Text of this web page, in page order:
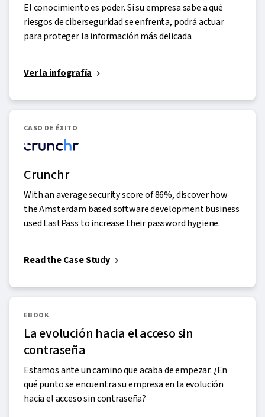
El conocimiento es poder. Si su empresa sabe a qué
riesgos de ciberseguridad se enfrenta, podrá actuar
para proteger la información más delicada.
Ver la infografía
CASO DE ÉXITO
Crunchr
With an average security score of 86%, discover how
the Amsterdam based software development business
used LastPass to increase their password hygiene.
Read the Case Study
EBOOK
La evolución hacia el acceso sin
contraseña
Estamos ante un camino que acaba de empezar. ¿En
qué punto se encuentra su empresa en la evolución
hacia el acceso sin contraseña?